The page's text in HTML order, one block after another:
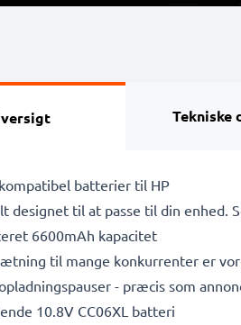
Tekniske
batterier til HP
designet til at passe til din enhed.
6600mAh kapacitet
til mange konkurrenter er
- præcis som
10.8V CC06XL batteri